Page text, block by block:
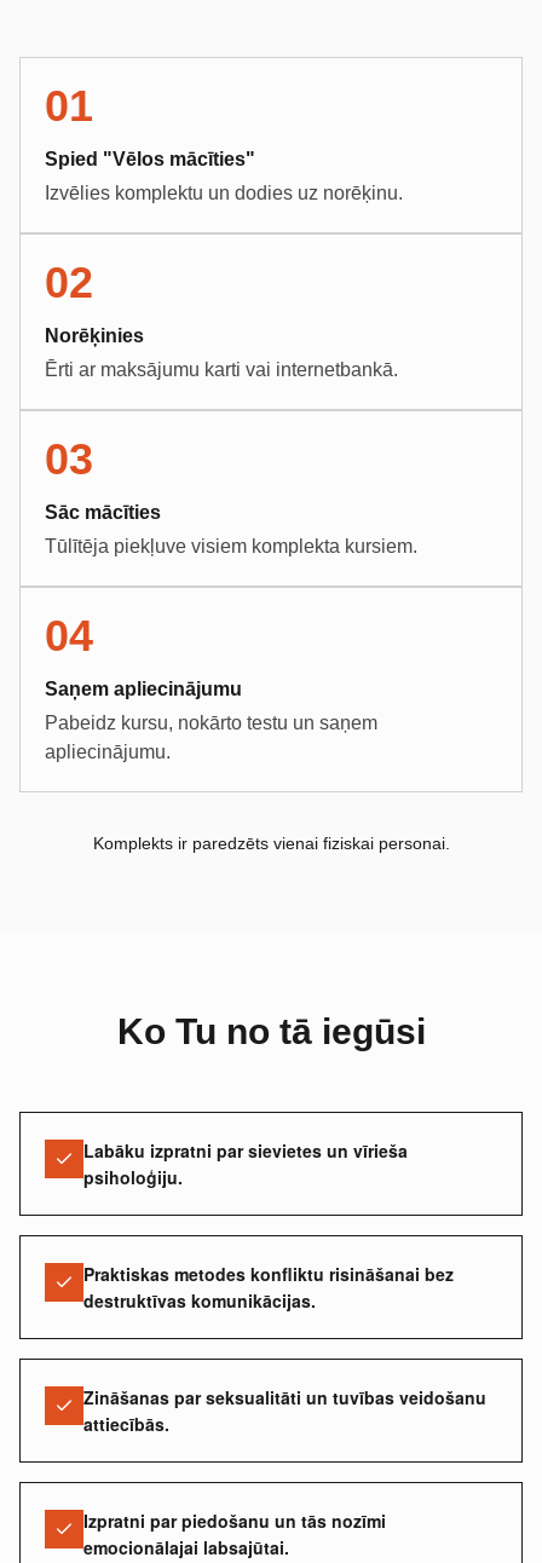
01
Spied "Vēlos mācīties"
Izvēlies komplektu un dodies uz norēķinu.
02
Norēķinies
Ērti ar maksājumu karti vai internetbankā.
03
Sāc mācīties
Tūlītēja piekļuve visiem komplekta kursiem.
04
Saņem apliecinājumu
Pabeidz kursu, nokārto testu un saņem
apliecinājumu.
Komplekts ir paredzēts vienai fiziskai personai.
Ko Tu no tā iegūsi
Labāku izpratni par sievietes un vīrieša
psiholoģiju.
Praktiskas metodes konfliktu risināšanai bez
destruktīvas komunikācijas.
Zināšanas par seksualitāti un tuvības veidošanu
attiecībās.
Izpratni par piedošanu un tās nozīmi
emocionālajai labsajūtai.